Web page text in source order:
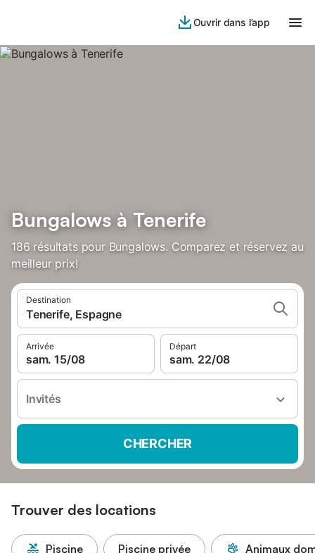
Ouvrir dans l’app
Bungalows à Tenerife
186 résultats pour Bungalows. Comparez et réservez au
meilleur prix!
Destination
Tenerife, Espagne
Arrivée
sam. 15/08
Départ
sam. 22/08
Invités
CHERCHER
Trouver des locations
Piscine Piscine privée Animaux